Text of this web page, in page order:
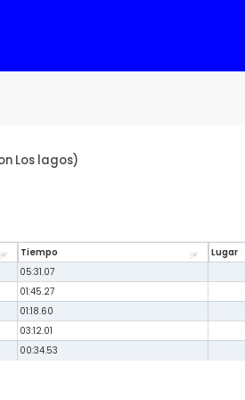
Los lagos)
Tiempo Lugar
05:31.07
01:45.27
01:18.60
03:12.01
00:34.53